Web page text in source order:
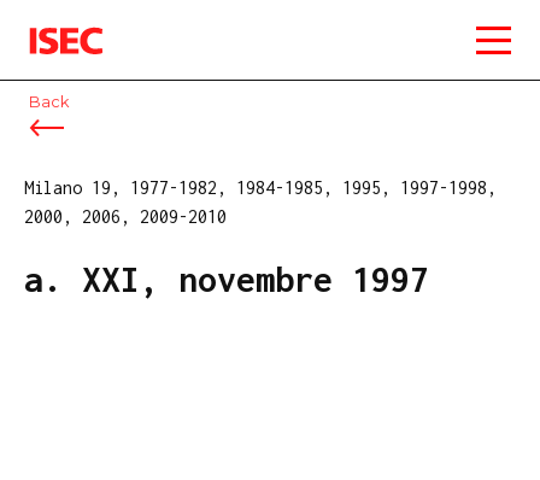
ISEC
Back
Milano 19, 1977-1982, 1984-1985, 1995, 1997-1998,
2000, 2006, 2009-2010
a. XXI, novembre 1997